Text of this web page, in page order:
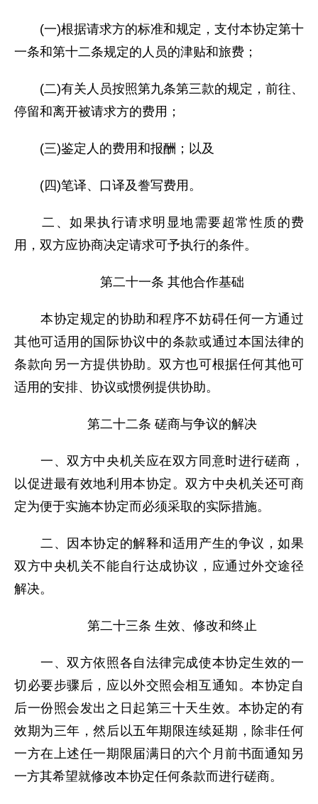
(一)根据请求方的标准和规定，支付本协定第十
一条和第十二条规定的人员的津贴和旅费；
(二)有关人员按照第九条第三款的规定，前往、
停留和离开被请求方的费用；
(三)鉴定人的费用和报酬；以及
(四)笔译、口译及誊写费用。
二、如果执行请求明显地需要超常性质的费
用，双方应协商决定请求可予执行的条件。
第二十一条 其他合作基础
本协定规定的协助和程序不妨碍任何一方通过
其他可适用的国际协议中的条款或通过本国法律的
条款向另一方提供协助。双方也可根据任何其他可
适用的安排、协议或惯例提供协助。
第二十二条 磋商与争议的解决
一、双方中央机关应在双方同意时进行磋商，
以促进最有效地利用本协定。双方中央机关还可商
定为便于实施本协定而必须采取的实际措施。
二、因本协定的解释和适用产生的争议，如果
双方中央机关不能自行达成协议，应通过外交途径
解决。
第二十三条 生效、修改和终止
一、双方依照各自法律完成使本协定生效的一
切必要步骤后，应以外交照会相互通知。本协定自
后一份照会发出之日起第三十天生效。本协定的有
效期为三年，然后以五年期限连续延期，除非任何
一方在上述任一期限届满日的六个月前书面通知另
一方其希望就修改本协定任何条款而进行磋商。